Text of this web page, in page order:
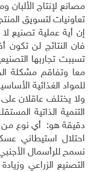
مصانع لإنتاج
تعاونيات لتسويق
إن أية عملية تصنيع
فان النتائج لن تكون
تسببت تجاربها
معا وتفاقم مشكلة
للمواد الغذائية
ولا يختلف عاقلان
التنمية الذاتية
دقيقة هو: أي نوع من
احتلال استيطاني
نسمح للرأسمال
التصنيع الزراعي